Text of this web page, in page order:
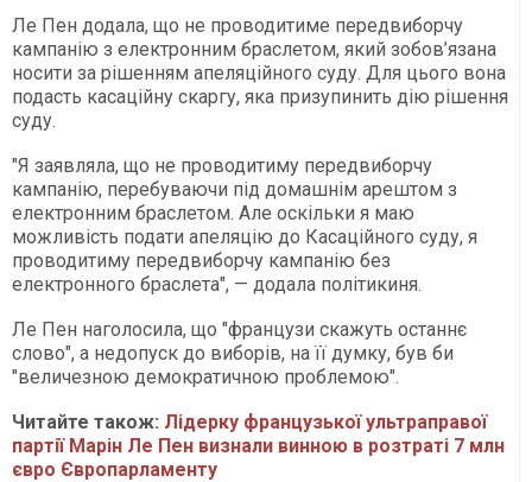
Ле Пен додала, що не проводитиме передвиборчу
кампанію з електронним браслетом, який зобов’язана
носити за рішенням апеляційного суду. Для цього вона
подасть касаційну скаргу, яка призупинить дію рішення
суду.
"Я заявляла, що не проводитиму передвиборчу
кампанію, перебуваючи під домашнім арештом з
електронним браслетом. Але оскільки я маю
можливість подати апеляцію до Касаційного суду, я
проводитиму передвиборчу кампанію без
електронного браслета", — додала політикиня.
Ле Пен наголосила, що "французи скажуть останнє
слово", а недопуск до виборів, на її думку, був би
"величезною демократичною проблемою".
Читайте також: Лідерку французької ультраправої
партії Марін Ле Пен визнали винною в розтраті 7 млн
євро Європарламенту